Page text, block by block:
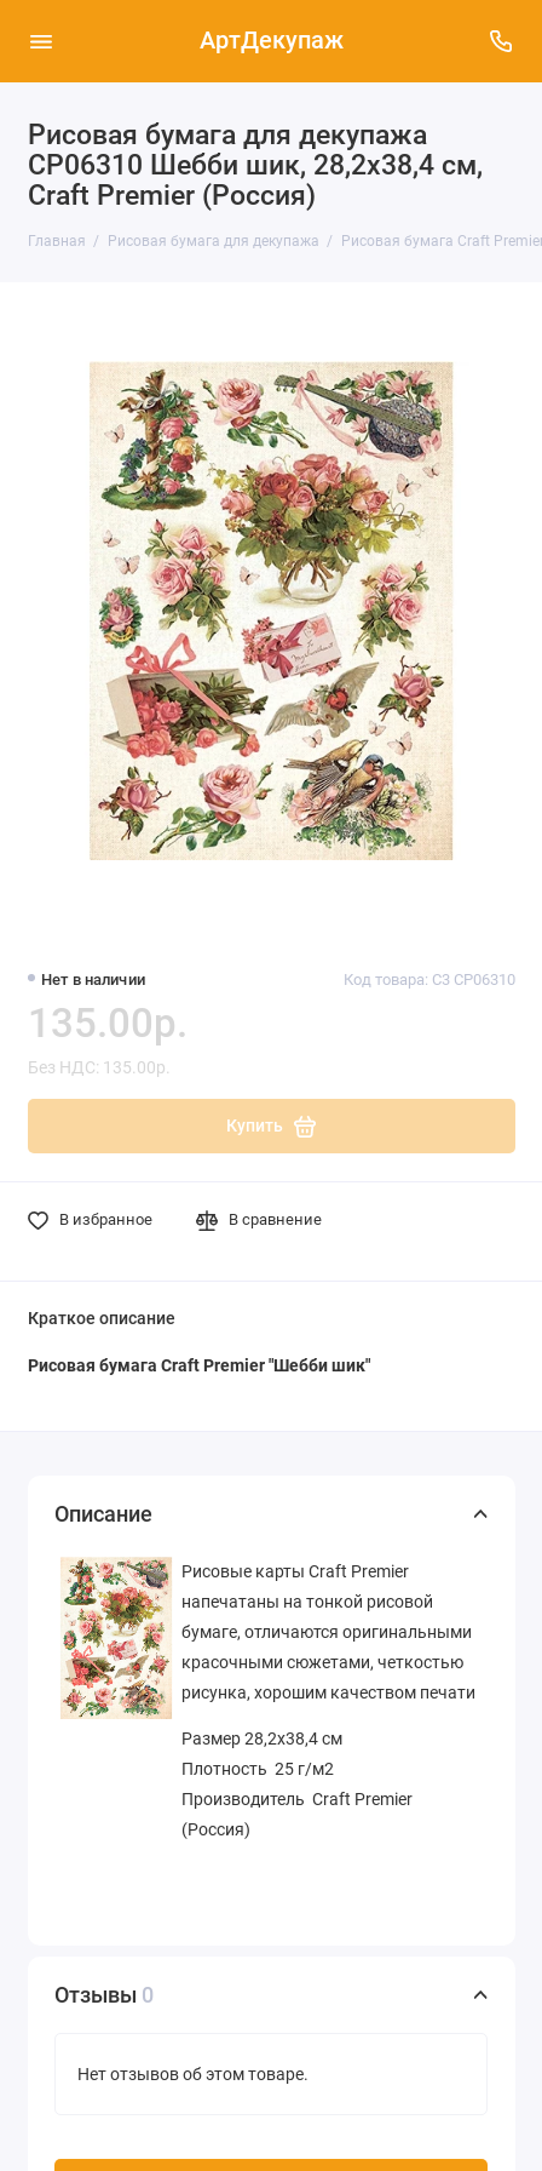
АртДекупаж
Рисовая бумага для декупажа
CP06310 Шебби шик, 28,2х38,4 см,
Craft Premier (Россия)
Главная Рисовая бумага для декупажа Рисовая бумага Craft
Нет в наличии Код товара: C3 CP06310
135.00р.
Без НДС: 135.00р.
Купить
В избранное В сравнение
Краткое описание
Рисовая бумага Craft Premier "Шебби шик"
Описание
Рисовые карты Craft Premier
напечатаны на тонкой рисовой
бумаге, отличаются оригинальными
красочными сюжетами, четкостью
рисунка, хорошим качеством печати
Размер 28,2х38,4 см
Плотность 25 г/м2
Производитель Craft Premier
(Россия)
Отзывы 0
Нет отзывов об этом товаре.